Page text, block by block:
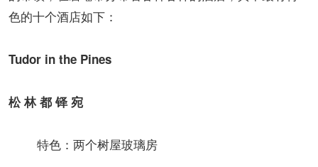
色的十个酒店如下：
Tudor in the Pines
松 林 都 铎 宛
特色：两个树屋玻璃房